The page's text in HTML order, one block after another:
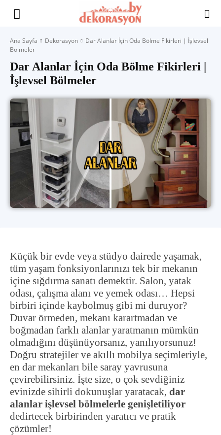
Yaşam
İlham
Ana Sayfa Dekorasyon
Dar Alanlar İçin Oda Bölme Fikirleri | İşlevsel
Bölmeler
Dar Alanlar İçin Oda Bölme Fikirleri |
İşlevsel Bölmeler
Küçük bir evde veya stüdyo dairede yaşamak,
tüm yaşam fonksiyonlarınızı tek bir mekanın
içine sığdırma sanatı demektir. Salon, yatak
odası, çalışma alanı ve yemek odası… Hepsi
birbiri içinde kaybolmuş gibi mi duruyor?
Duvar örmeden, mekanı karartmadan ve
boğmadan farklı alanlar yaratmanın mümkün
olmadığını düşünüyorsanız, yanılıyorsunuz!
Doğru stratejiler ve akıllı mobilya seçimleriyle,
en dar mekanları bile saray yavrusuna
çevirebilirsiniz. İşte size, o çok sevdiğiniz
evinizde sihirli dokunuşlar yaratacak, dar
alanlar işlevsel bölmelerle genişletiliyor
dedirtecek birbirinden yaratıcı ve pratik
çözümler!